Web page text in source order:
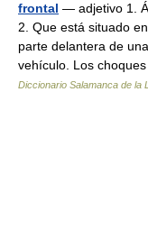
frontal — adjetivo 1.
2. Que está situado
parte delantera de
vehículo. Los
Diccionario Salamanca de la